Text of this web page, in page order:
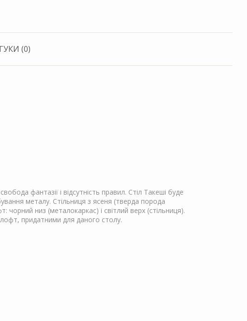
(0)
фантазії і відсутність правил. Стіл Такеші буде
металу. Стільниця з ясеня (тверда порода
низ (металокаркас) і світлий верх (стільниця).
придатними для даного столу.